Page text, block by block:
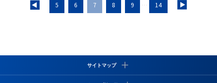
5 6 7 8 9 … 14
サイトマップ